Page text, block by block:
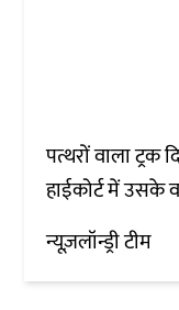
पत्थरों वाला
हाईकोर्ट में उसके
न्यूज़लॉन्ड्री टीम